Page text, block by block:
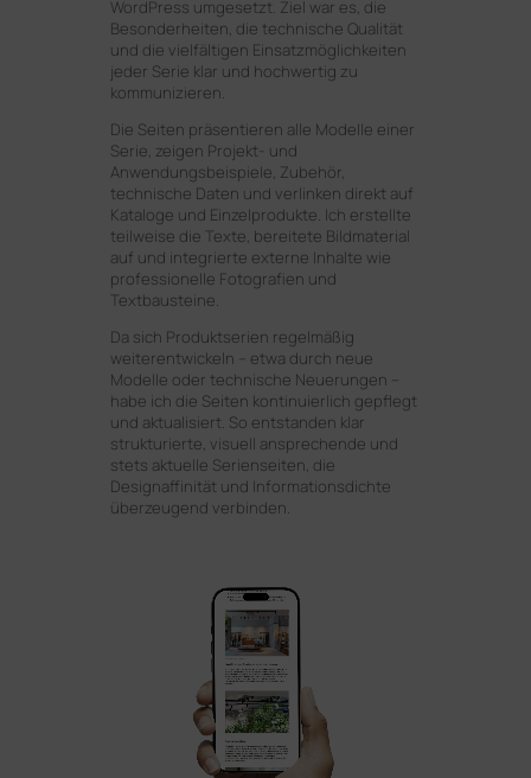
WordPress umgesetzt. Ziel war es, die
Besonderheiten, die technische Qualität
und die vielfältigen Einsatzmöglichkeiten
jeder Serie klar und hochwertig zu
kommunizieren.
Die Seiten präsentieren alle Modelle einer
Serie, zeigen Projekt- und
Anwendungsbeispiele, Zubehör,
technische Daten und verlinken direkt auf
Kataloge und Einzelprodukte. Ich erstellte
teilweise die Texte, bereitete Bildmaterial
auf und integrierte externe Inhalte wie
professionelle Fotografien und
Textbausteine.
Da sich Produktserien regelmäßig
weiterentwickeln – etwa durch neue
Modelle oder technische Neuerungen –
habe ich die Seiten kontinuierlich gepflegt
und aktualisiert. So entstanden klar
strukturierte, visuell ansprechende und
stets aktuelle Serienseiten, die
Designaffinität und Informationsdichte
überzeugend verbinden.